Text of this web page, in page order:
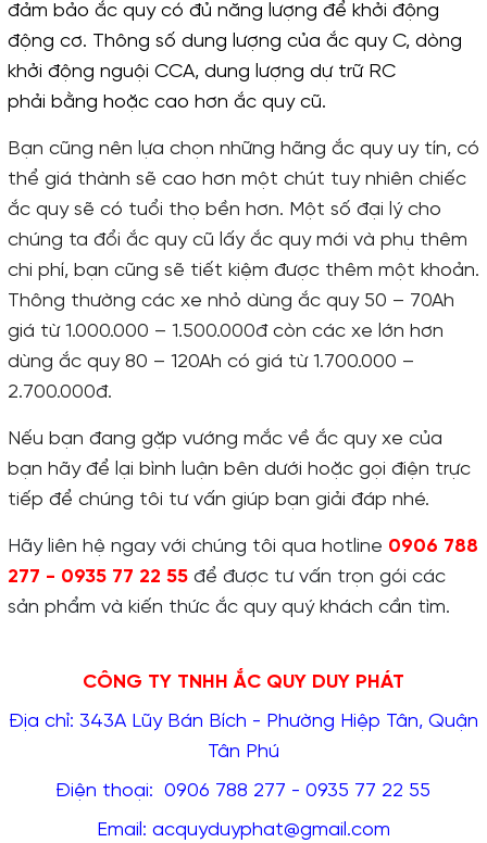
đảm bảo ắc quy có đủ năng lượng để khởi động
động cơ. Thông số dung lượng của ắc quy C, dòng
khởi động nguội CCA, dung lượng dự trữ RC
phải bằng hoặc cao hơn ắc quy cũ.
Bạn cũng nên lựa chọn những hãng ắc quy uy tín, có
thể giá thành sẽ cao hơn một chút tuy nhiên chiếc
ắc quy sẽ có tuổi thọ bền hơn. Một số đại lý cho
chúng ta đổi ắc quy cũ lấy ắc quy mới và phụ thêm
chi phí, bạn cũng sẽ tiết kiệm được thêm một khoản.
Thông thường các xe nhỏ dùng ắc quy 50 – 70Ah
giá từ 1.000.000 – 1.500.000đ còn các xe lớn hơn
dùng ắc quy 80 – 120Ah có giá từ 1.700.000 –
2.700.000đ.
Nếu bạn đang gặp vướng mắc về ắc quy xe của
bạn hãy để lại bình luận bên dưới hoặc gọi điện trực
tiếp để chúng tôi tư vấn giúp bạn giải đáp nhé.
Hãy liên hệ ngay với chúng tôi qua hotline 0906 788
277 - 0935 77 22 55để được tư vấn trọn gói các
sản phẩm và kiến thức ắc quy quý khách cần tìm.
CÔNG TY TNHH ẮC QUY DUY PHÁT
Địa chỉ: 343A Lũy Bán Bích - Phường Hiệp Tân, Quận
Tân Phú
Điện thoại: 0906 788 277 - 0935 77 22 55
Email: acquyduyphat@gmail.com